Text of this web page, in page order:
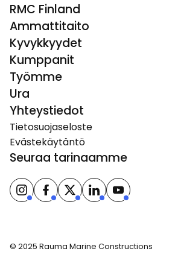
RMC Finland
Ammattitaito
Kyvykkyydet
Kumppanit
Työmme
Ura
Yhteystiedot
Tietosuojaseloste
Evästekäytäntö
Seuraa tarinaamme
© 2025 Rauma Marine Constructions